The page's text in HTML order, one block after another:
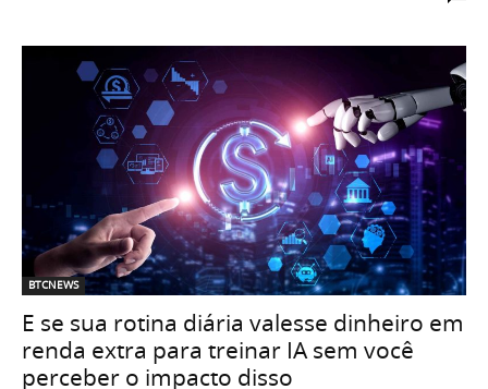
BTCNEWS
E se sua rotina diária valesse dinheiro em
renda extra para treinar IA sem você
perceber o impacto disso